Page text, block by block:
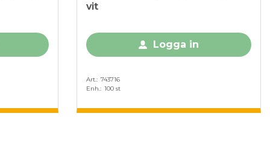
vit
Logga in
Art. 743716
Enh. 100 st